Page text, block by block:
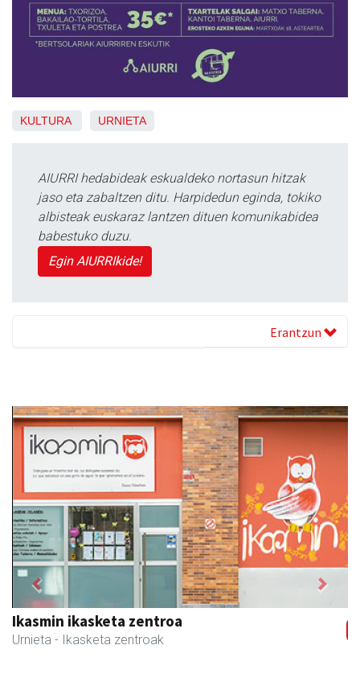
KULTURA URNIETA
AIURRI hedabideak eskualdeko nortasun hitzak
jaso eta zabaltzen ditu. Harpidedun eginda, tokiko
albisteak euskaraz lantzen dituen komunikabidea
babestuko duzu.
Egin AIURRIkide!
Erantzun
Ikasmin ikasketa zentroa
Urnieta - Ikasketa zentroak
Previous Next